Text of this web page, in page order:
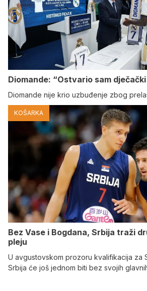
Diomande: “Ostvario sam
Diomande nije krio uzbuđenje zbog
KOŠARKA
Bez Vase i Bogdana, Srbija traži
pleju
U avgustovskom prozoru kvalifikacija za
Srbija će još jednom biti bez svojih